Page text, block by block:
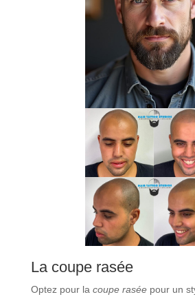
La coupe rasée
Optez pour la coupe raséepour un